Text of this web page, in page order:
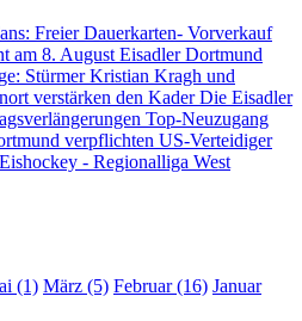
Freier Dauerkarten- Vorverkauf
am 8. AugustEisadler Dortmund
Stürmer Kristian Kragh und
verstärken den KaderDie Eisadler
Top-Neuzugang
verpflichten US-Verteidiger
- Regionalliga West
(1) März (5) Februar (16) Januar